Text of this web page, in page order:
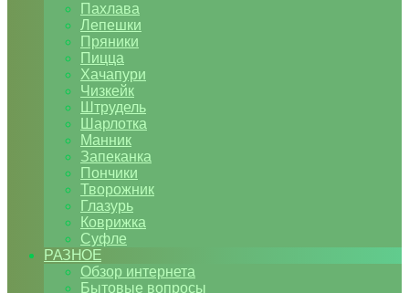
Пахлава
Лепешки
Пряники
Пицца
Хачапури
Чизкейк
Штрудель
Шарлотка
Манник
Запеканка
Пончики
Творожник
Глазурь
Коврижка
Суфле
РАЗНОЕ
Обзор интернета
Бытовые вопросы